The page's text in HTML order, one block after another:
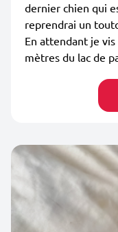
dernier chien qui
reprendrai un
En attendant je
mètres du lac de